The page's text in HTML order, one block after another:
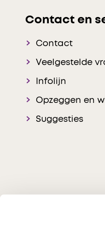
Contact en
Contact
Veelgestelde
Infolijn
Opzeggen en
Suggesties